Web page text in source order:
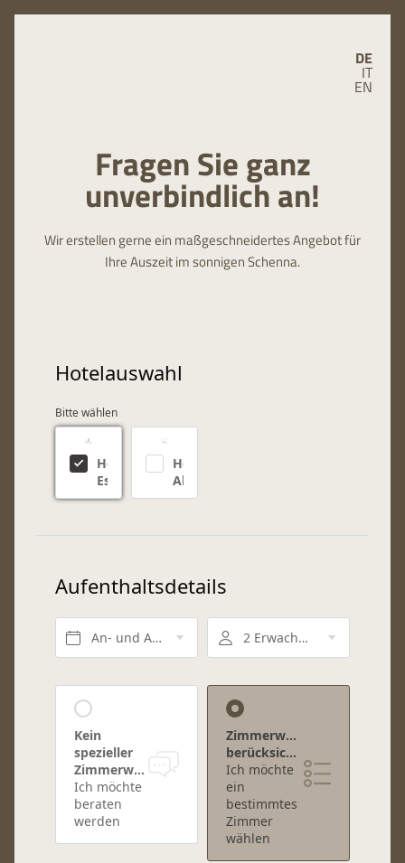
DE
IT
EN
Fragen Sie ganz
unverbindlich an!
Wir erstellen gerne ein maßgeschneidertes Angebot für
Ihre Auszeit im sonnigen Schenna.
Hotelauswahl
Bitte wählen
Hotel
Eschenlohe
Hotel
Alpin
Aufenthaltsdetails
An- und Abreise* 2 Erwachsene, Halbpension
Kein
spezieller
Zimmerwunsch
Ich möchte
beraten
werden
Zimmerwunsch
berücksichtigen
Ich möchte
ein
bestimmtes
Zimmer
wählen